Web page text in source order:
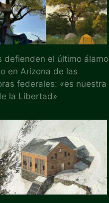
defienden el último álamo
en Arizona de las
federales: «es nuestra
la Libertad»